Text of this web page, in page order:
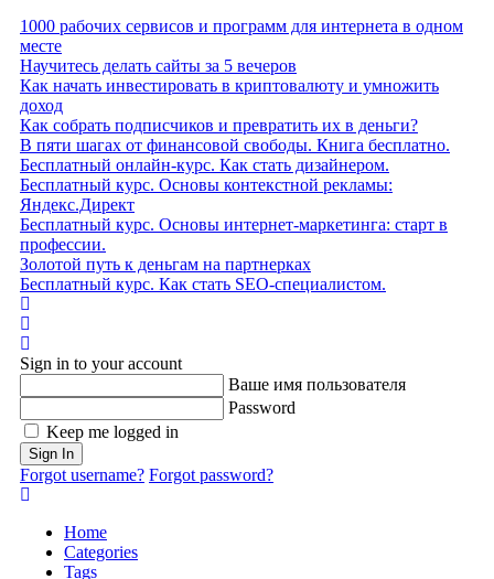
1000 рабочих сервисов и программ для интернета в одном
месте
Научитесь делать сайты за 5 вечеров
Как начать инвестировать в криптовалюту и умножить
доход
Как собрать подписчиков и превратить их в деньги?
В пяти шагах от финансовой свободы. Книга бесплатно.
Бесплатный онлайн-курс. Как стать дизайнером.
Бесплатный курс. Основы контекстной рекламы:
Яндекс.Директ
Бесплатный курс. Основы интернет-маркетинга: старт в
профессии.
Золотой путь к деньгам на партнерках
Бесплатный курс. Как стать SEO‑специалистом.
Sign in to your account
Ваше имя пользователя
Password
Keep me logged in
Sign In
Forgot username? Forgot password?
Home
Categories
Tags